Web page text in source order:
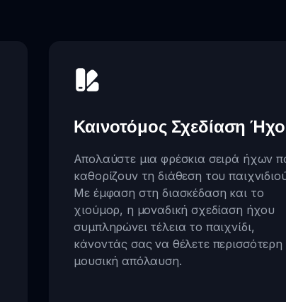
Καινοτόμος Σχεδίαση
Απολαύστε μια φρέσκια σειρά ήχων
καθορίζουν τη διάθεση του
Με έμφαση στη διασκέδαση και το
χιούμορ, η μοναδική σχεδίαση ήχου
συμπληρώνει τέλεια το παιχνίδι,
κάνοντάς σας να θέλετε περισσότερη
μουσική απόλαυση.